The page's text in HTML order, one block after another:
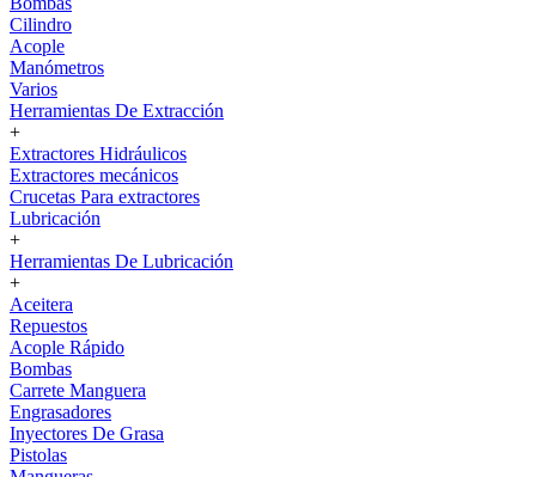
Cilindro
Acople
Manómetros
Varios
Herramientas De Extracción
+
Extractores Hidráulicos
Extractores mecánicos
Crucetas Para extractores
Lubricación
+
Herramientas De Lubricación
+
Aceitera
Repuestos
Acople Rápido
Bombas
Carrete Manguera
Engrasadores
Inyectores De Grasa
Pistolas